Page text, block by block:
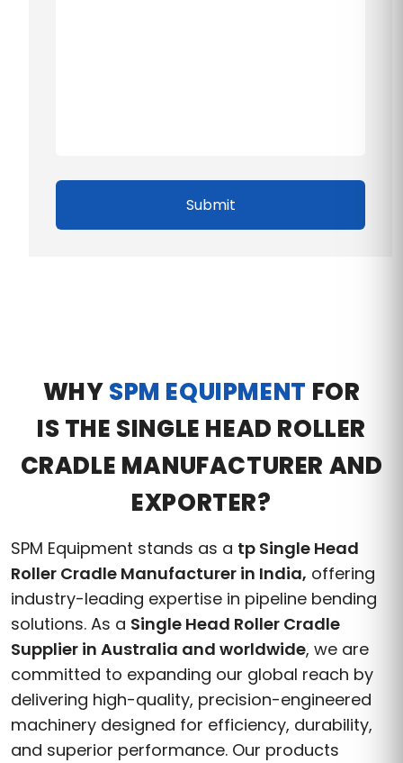
Submit
WHYSPM EQUIPMENT FOR
IS THE SINGLE HEAD ROLLER
CRADLE MANUFACTURER AND
EXPORTER?
SPM Equipment stands as a tp Single Head
Roller Cradle Manufacturer in India, offering
industry-leading expertise in pipeline bending
solutions. As a Single Head Roller Cradle
Supplier in Australia and worldwide, we are
committed to expanding our global reach by
delivering high-quality, precision-engineered
machinery designed for efficiency, durability,
and superior performance. Our products